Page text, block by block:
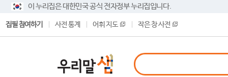
이 누리집은 대한민국 공식 전자정부 누리집입니다.
집필 참여하기 사전 통계 어휘 지도 작은 창 사전